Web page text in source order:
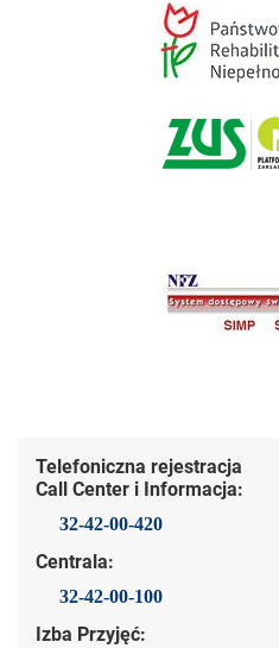
Dane kontaktowe
Telefoniczna rejestracja
Call Center i Informacja:
32-42-00-420
Centrala:
32-42-00-100
Izba Przyjęć: